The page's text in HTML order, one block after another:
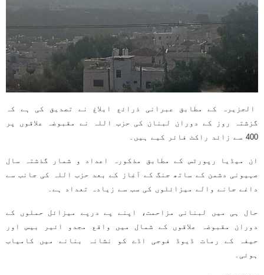
الجزیرہ کے مطابق عبرانی ذرائع ابلاغ نے تصدیق کی ہے کہ
گزشتہ روز کے دوران لبنان کی حزب اللہ نے مقبوضہ علاقوں پر
400 سے زائد راکٹ فائر کیے ہیں۔
ان میڈیا رپورٹس کے مطابق مذکورہ اعداد و شمار گذشتہ سال
صہیونی دشمن کے ساتھ جنگ ​​کے آغاز کے بعد حزب اللہ کی جانب سے
داغے جانے والے میزائلوں کی سب سے زیادہ تعداد ہے۔
حال ہی میں لبنانی مزاحمت، اپنے پے درپے میزائل حملوں کے
دوران مقبوضہ علاقوں کے شمال میں واقع مجدو ائیر بیس اور
حیفہ کے رمات ڈیوڈ فوجی اڈے کو نشانہ بنانے میں کامیاب
ہوئی۔